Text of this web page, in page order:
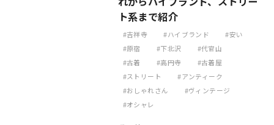
ト系まで紹介
吉祥寺 ハイブランド
安い
原宿
下北沢
代官山
古着
高円寺
古着屋
ストリート
アンティーク
おしゃれさん
ヴィンテージ
オシャレ